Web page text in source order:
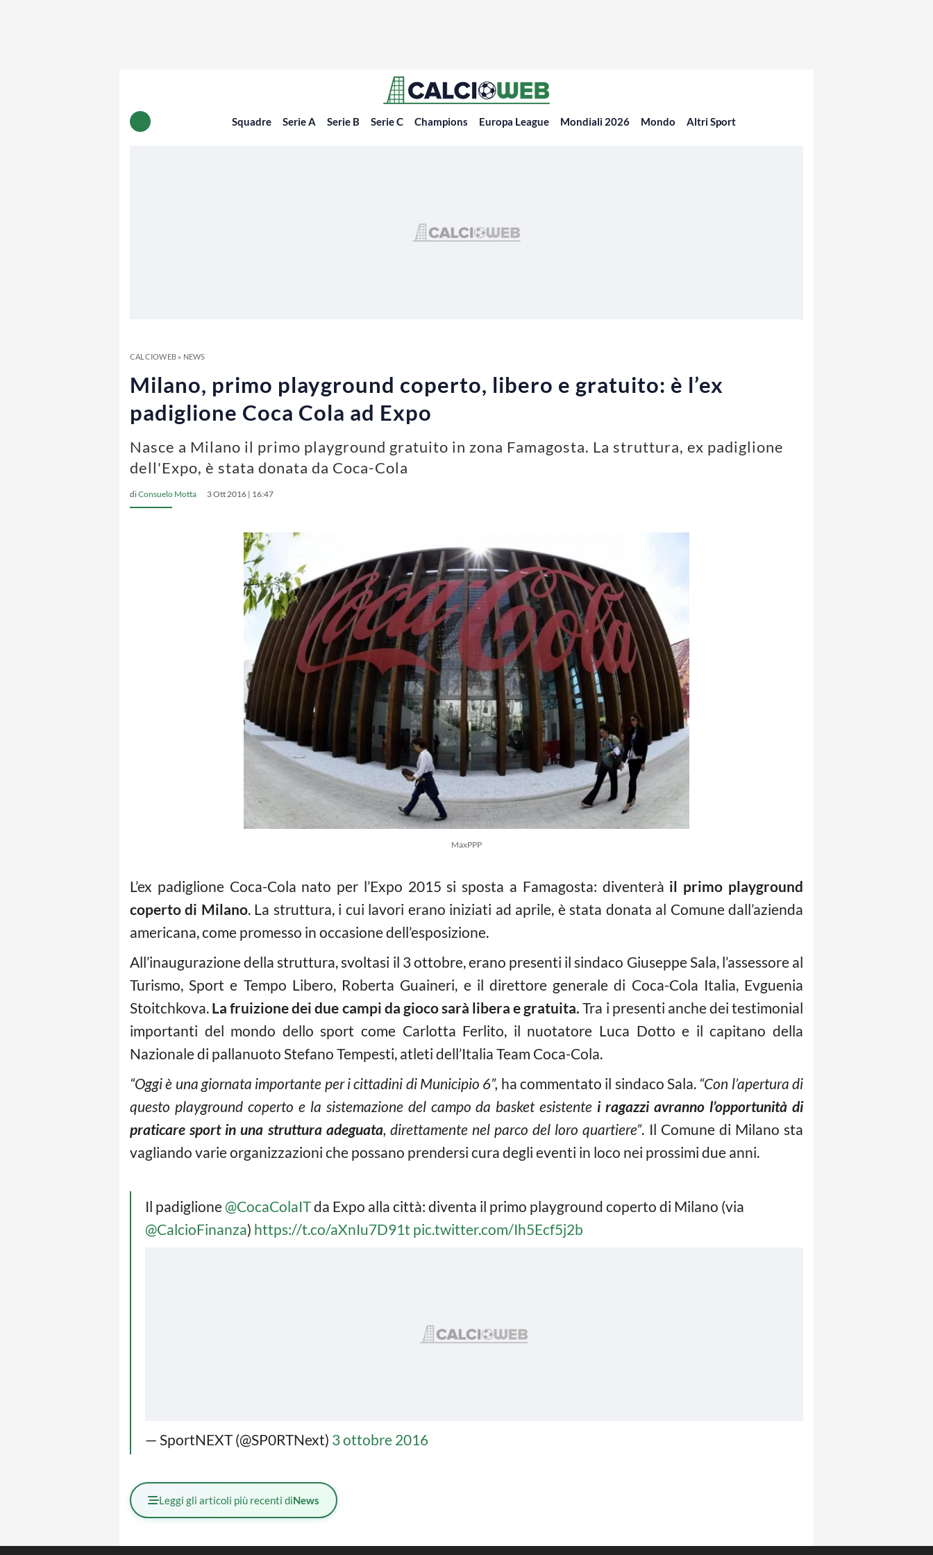
Squadre Serie A Serie B Serie C Champions Europa League Mondiali 2026 Mondo Altri Sport
CALCIOWEB» NEWS
Milano, primo playground coperto, libero e gratuito: è l’ex
padiglione Coca Cola ad Expo
Nasce a Milano il primo playground gratuito in zona Famagosta. La struttura, ex padiglione
dell'Expo, è stata donata da Coca-Cola
diConsuelo Motta 3 Ott 2016 | 16:47
MaxPPP
L’ex padiglione Coca-Cola nato per l’Expo 2015 si sposta a Famagosta: diventerà il primo playground
coperto di Milano. La struttura, i cui lavori erano iniziati ad aprile, è stata donata al Comune dall’azienda
americana, come promesso in occasione dell’esposizione.
All’inaugurazione della struttura, svoltasi il 3 ottobre, erano presenti il sindaco Giuseppe Sala, l’assessore al
Turismo, Sport e Tempo Libero, Roberta Guaineri, e il direttore generale di Coca-Cola Italia, Evguenia
Stoitchkova. La fruizione dei due campi da gioco sarà libera e gratuita. Tra i presenti anche dei testimonial
importanti del mondo dello sport come Carlotta Ferlito, il nuotatore Luca Dotto e il capitano della
Nazionale di pallanuoto Stefano Tempesti, atleti dell’Italia Team Coca-Cola.
“Oggi è una giornata importante per i cittadini di Municipio 6”, ha commentato il sindaco Sala. “Con l’apertura di
questo playground coperto e la sistemazione del campo da basket esistente i ragazzi avranno l’opportunità di
praticare sport in una struttura adeguata, direttamente nel parco del loro quartiere”. Il Comune di Milano sta
vagliando varie organizzazioni che possano prendersi cura degli eventi in loco nei prossimi due anni.
Il padiglione @CocaColaITda Expo alla città: diventa il primo playground coperto di Milano (via
@CalcioFinanza) https://t.co/aXnIu7D91t pic.twitter.com/Ih5Ecf5j2b
— SportNEXT (@SP0RTNext) 3 ottobre 2016
Leggi gli articoli più recenti diNews